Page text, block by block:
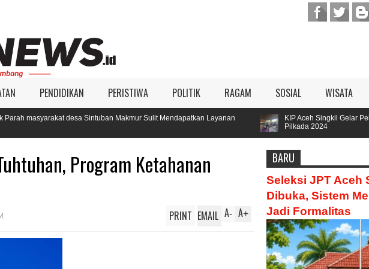
PENDIDIKAN PERISTIWA POLITIK RAGAM SOSIAL WISATA
Sintuban Makmur Sulit Mendapatkan Layanan
KIP Aceh Singkil Gelar Pelatihan Jurnalis
Program Ketahanan
A+
A-
PRINT EMAIL
BARU
Seleksi JPT Aceh
Dibuka, Sistem
Jadi Formalitas